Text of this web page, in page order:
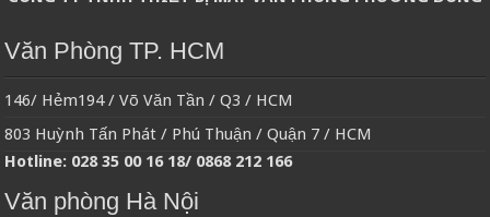
Văn Phòng TP. HCM
146/ Hẻm194 / Võ Văn Tần / Q3 / HCM
803 Huỳnh Tấn Phát / Phú Thuận / Quận 7 / HCM
Hotline: 028 35 00 16 18/ 0868 212 166
Văn phòng Hà Nội